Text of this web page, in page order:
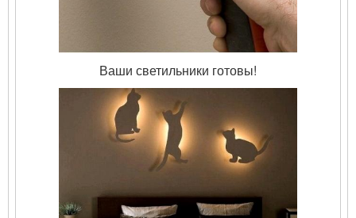
Ваши светильники готовы!